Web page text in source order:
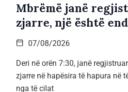
Mbrëmë janë
zjarre, një është
07/08/2026
Deri në orën 7:30, janë
zjarre në hapësira të hapura në
nga të cilat